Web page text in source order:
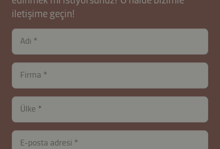
iletişime geçin!
Adı
Firma
Ülke
E-posta adresi